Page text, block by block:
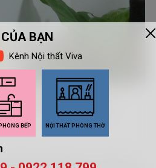
hiện nay
được làm bằng gỗ và được treo